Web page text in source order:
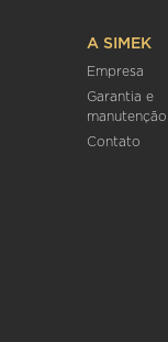
A SIMEK
Empresa
Garantia e
manutenção
Contato